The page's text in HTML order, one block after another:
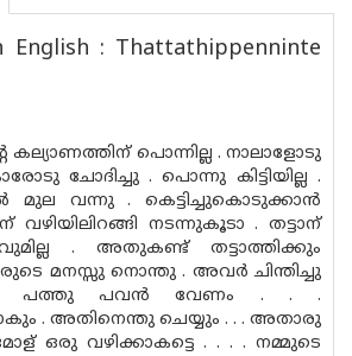
English : Thattathippenninte
കല്യാണത്തിന്‌ പൊന്നില്ല . നാലാളോടു
ചോദിച്ചു . പൊന്നു കിട്ടിയില്ല .
മുല വന്നു . കെട്ടിച്ചുകൊടുക്കാ‌ന്‍
വഴിയിലിറങ്ങി നടന്നുകൂടാ . തട്ടാന്‌
. അതുകണ്ട്‌ തട്ടാത്തിക്കും
മനസ്സു നൊന്തു . അവര്‍ ചിന്തിച്ചു
. . പത്തു പവ‌ന്‍ വേണം . . .
. അതിനെന്തു ചെയ്യും . . . അതാരു
ഒരു വഴിക്കാകട്ടെ . . . . നമ്മുടെ